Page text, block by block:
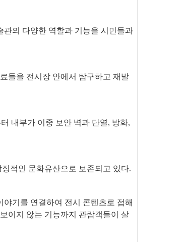
관의 다양한 역할과 기능을 시민들과
들을 전시장 안에서 탐구하고 재발
내부가 이중 보안 벽과 단열, 방화,
적인 문화유산으로 보존되고 있다.
야기를 연결하여 전시 콘텐츠로 접해
보이지 않는 기능까지 관람객들이 살